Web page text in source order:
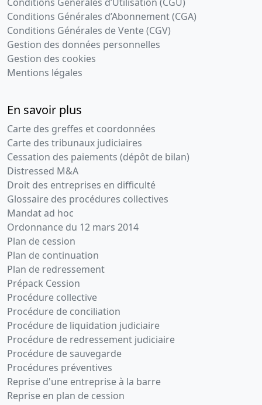
Conditions Générales d’Abonnement (CGA)
Conditions Générales de Vente (CGV)
Gestion des données personnelles
Gestion des cookies
Mentions légales
En savoir plus
Carte des greffes et coordonnées
Carte des tribunaux judiciaires
Cessation des paiements (dépôt de bilan)
Distressed M&A
Droit des entreprises en difficulté
Glossaire des procédures collectives
Mandat ad hoc
Ordonnance du 12 mars 2014
Plan de cession
Plan de continuation
Plan de redressement
Prépack Cession
Procédure collective
Procédure de conciliation
Procédure de liquidation judiciaire
Procédure de redressement judiciaire
Procédure de sauvegarde
Procédures préventives
Reprise d'une entreprise à la barre
Reprise en plan de cession